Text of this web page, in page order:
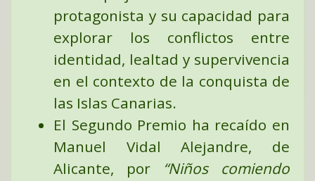
protagonista y su capacidad para
explorar los conflictos entre
identidad, lealtad y supervivencia
en el contexto de la conquista de
las Islas Canarias.
El Segundo Premio ha recaído en
Manuel Vidal Alejandre, de
Alicante, por
“Niños comiendo